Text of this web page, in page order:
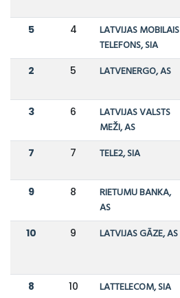
5 4
LATVIJAS MOBILAIS
TELEFONS, SIA
2 5 LATVENERGO, AS
3 6
LATVIJAS VALSTS
MEŽI, AS
7 7 TELE2, SIA
9 8
RIETUMU BANKA,
AS
10 9 LATVIJAS GĀZE, AS
8 10 LATTELECOM, SIA